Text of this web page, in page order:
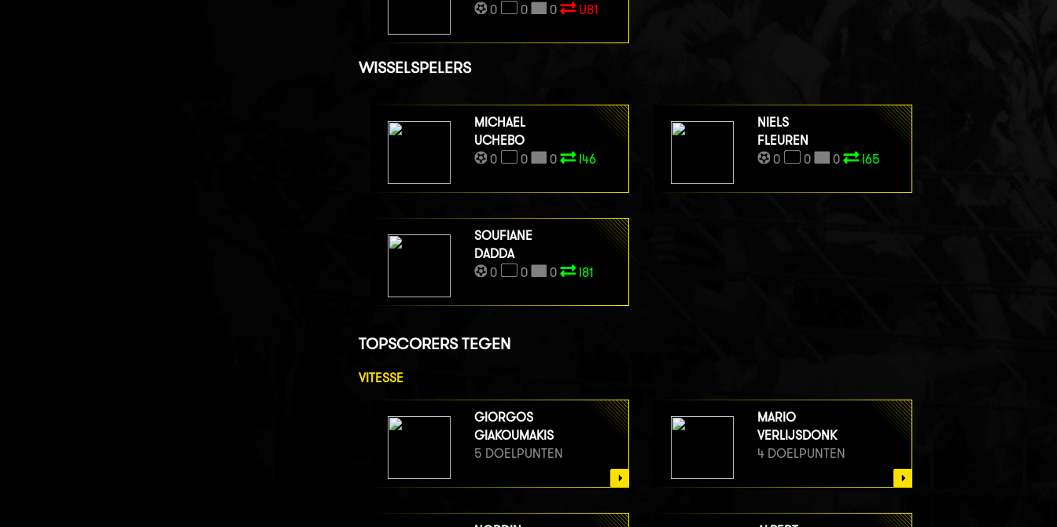
0
0 0 U81
WISSELSPELERS
MICHAEL
UCHEBO
0
0 0 I46
NIELS
FLEUREN
0
0 0 I65
SOUFIANE
DADDA
0
0 0 I81
TOPSCORERS TEGEN
VITESSE
GIORGOS
GIAKOUMAKIS
5 DOELPUNTEN
MARIO
VERLIJSDONK
4 DOELPUNTEN